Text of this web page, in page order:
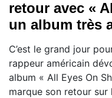
retour avec «
un album très
C’est le grand jour
rappeur américain
album « All Eyes On
marque son retour